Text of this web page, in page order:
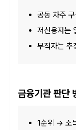
공동 차주
저신용자는
무직자는 추
금융기관 판단
1순위 → 소